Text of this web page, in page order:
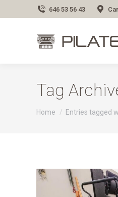
646 53 56 43
Tag
You are here:
Home Entries tagged